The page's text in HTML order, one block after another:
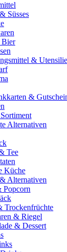
Süsses
&
&
Alternativen
Tee
Küche
Alternativen
Popcorn
Trockenfrüchte
& Riegel
& Dessert